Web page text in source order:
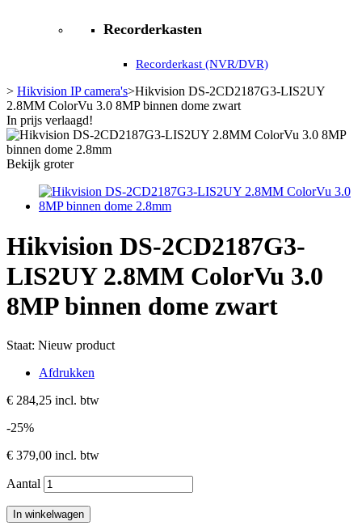
Recorderkasten
Recorderkast (NVR/DVR)
> Hikvision IP camera's>Hikvision DS-2CD2187G3-LIS2UY
2.8MM ColorVu 3.0 8MP binnen dome zwart
In prijs verlaagd!
Bekijk groter
Hikvision DS-2CD2187G3-
LIS2UY 2.8MM ColorVu 3.0
8MP binnen dome zwart
Staat: Nieuw product
Afdrukken
€ 284,25 incl. btw
-25%
€ 379,00 incl. btw
Aantal
In winkelwagen